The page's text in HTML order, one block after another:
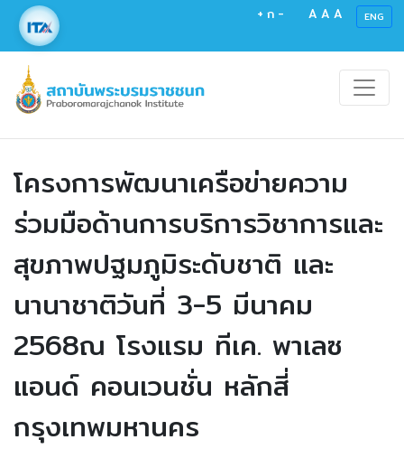
+ ก - A A A ENG
โครงการพัฒนาเครือข่ายความ
ร่วมมือด้านการบริการวิชาการและ
สุขภาพปฐมภูมิระดับชาติ และ
นานาชาติวันที่ 3-5 มีนาคม
2568ณ โรงแรม ทีเค. พาเลซ
แอนด์ คอนเวนชั่น หลักสี่
กรุงเทพมหานคร